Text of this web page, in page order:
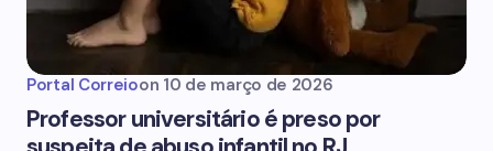
Portal Correioon 10 de março de 2026
Professor universitário é preso por